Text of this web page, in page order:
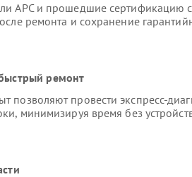
APC и прошедшие сертификацию
ремонта и сохранение
ремонт
позволяют провести экспресс-
минимизируя время без